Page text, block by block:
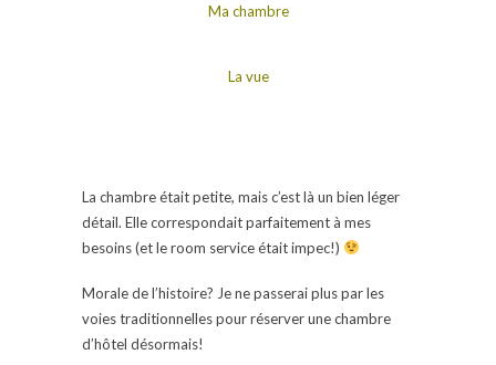
Ma chambre
La vue
La chambre était petite, mais c’est là un bien léger
détail. Elle correspondait parfaitement à mes
besoins (et le room service était impec!)
Morale de l’histoire? Je ne passerai plus par les
voies traditionnelles pour réserver une chambre
d’hôtel désormais!